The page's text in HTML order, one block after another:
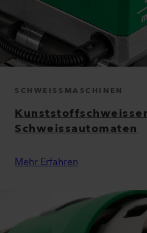
SCHWEISSMASCHINEN
Schweissautomaten
Mehr Erfahren